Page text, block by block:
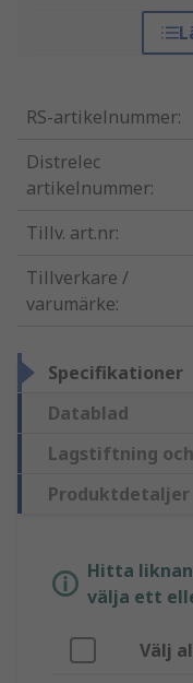
RS-artikelnummer:
Distrelec
artikelnummer:
Tillv. art.nr:
Tillverkare /
varumärke:
Specifikationer
Datablad
Lagstiftning
Produktdetaljer
Hitta
välja ett
Välj